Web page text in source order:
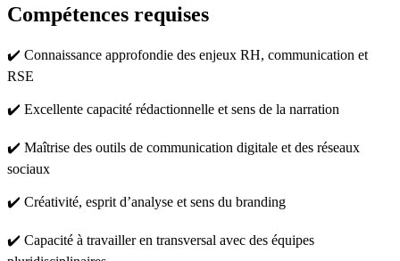
Compétences requises
✔️ Connaissance approfondie des enjeux RH, communication et
RSE
✔️ Excellente capacité rédactionnelle et sens de la narration
✔️ Maîtrise des outils de communication digitale et des réseaux
sociaux
✔️ Créativité, esprit d’analyse et sens du branding
✔️ Capacité à travailler en transversal avec des équipes